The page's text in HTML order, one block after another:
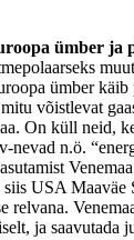
ümber ja
ümber
võistlevat
On küll neid,
nevad n.ö.
USA
relvana.
ja saavutada